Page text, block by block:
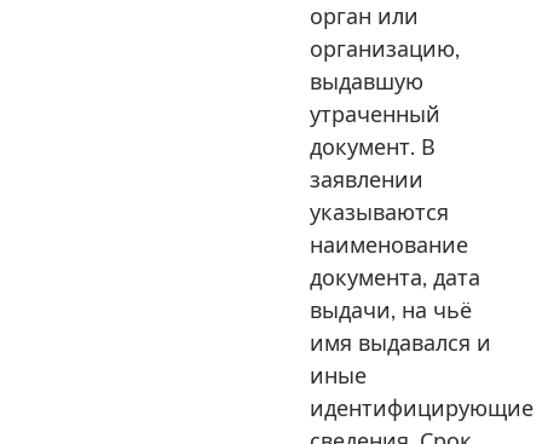
орган или
организацию,
выдавшую
утраченный
документ. В
заявлении
указываются
наименование
документа, дата
выдачи, на чьё
имя выдавался и
иные
идентифицирующие